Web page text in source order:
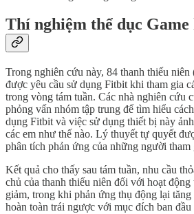
Thí nghiệm thể dục Game
Trong nghiên cứu này, 84 thanh thiếu niên
được yêu cầu sử dụng Fitbit khi tham gia
trong vòng tám tuần. Các nhà nghiên cứu
phỏng vấn nhóm tập trung để tìm hiểu
dụng Fitbit và việc sử dụng thiết bị này
các em như thế nào. Lý thuyết tự quyết
phân tích phản ứng của những người tham
Kết quả cho thấy sau tám tuần, nhu cầu
chủ của thanh thiếu niên đối với hoạt động
giảm, trong khi phản ứng thụ động lại
hoàn toàn trái ngược với mục đích ban đầu